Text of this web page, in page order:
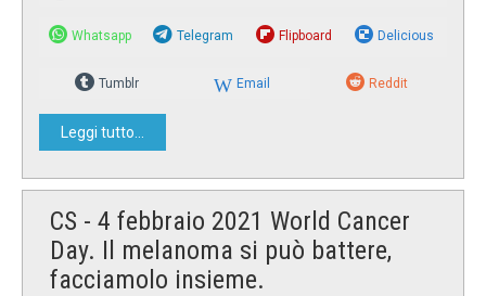
Whatsapp Telegram Flipboard Delicious
Tumblr Email Reddit
Leggi tutto...
CS - 4 febbraio 2021 World Cancer
Day. Il melanoma si può battere,
facciamolo insieme.